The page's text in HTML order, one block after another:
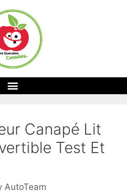
Canapé Lit
Test Et
AutoTeam